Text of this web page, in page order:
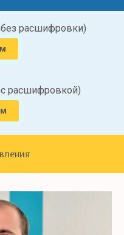
без расшифровки)
с расшифровкой)